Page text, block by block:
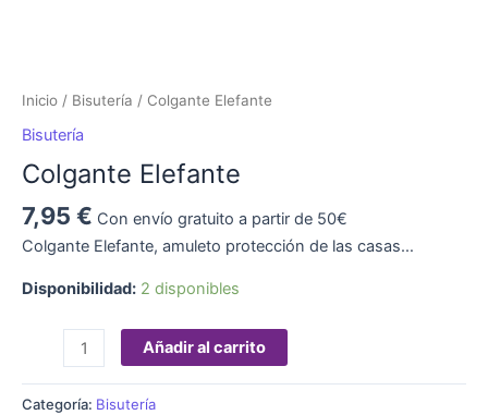
Inicio / Bisutería / Colgante Elefante
Bisutería
Colgante Elefante
7,95 € Con envío gratuito a partir de 50€
Colgante Elefante, amuleto protección de las casas…
Disponibilidad: 2 disponibles
Añadir al carrito
Categoría: Bisutería